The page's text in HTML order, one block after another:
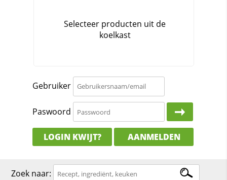
Gebruiker
Paswoord
LOGIN KWIJT? AANMELDEN
Zoek naar: